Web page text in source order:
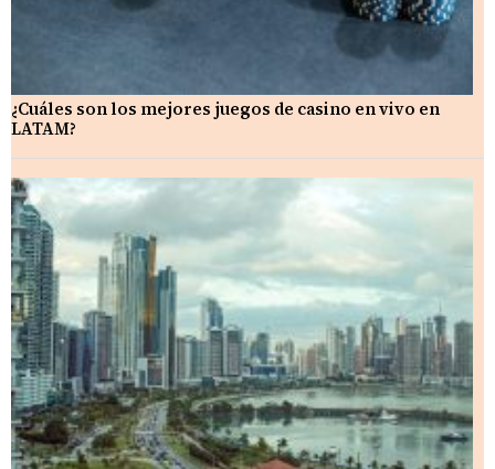
¿Cuáles son los mejores juegos de casino en vivo en
LATAM?